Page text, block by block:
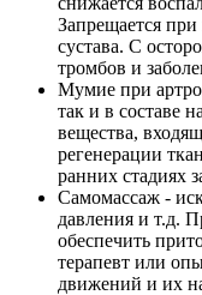
Запрещается при
сустава. С
тромбов и
Мумие при
так и в составе
вещества,
регенерации
ранних стадиях
Самомассаж -
давления и т.д.
обеспечить
терапевт или
движений и их